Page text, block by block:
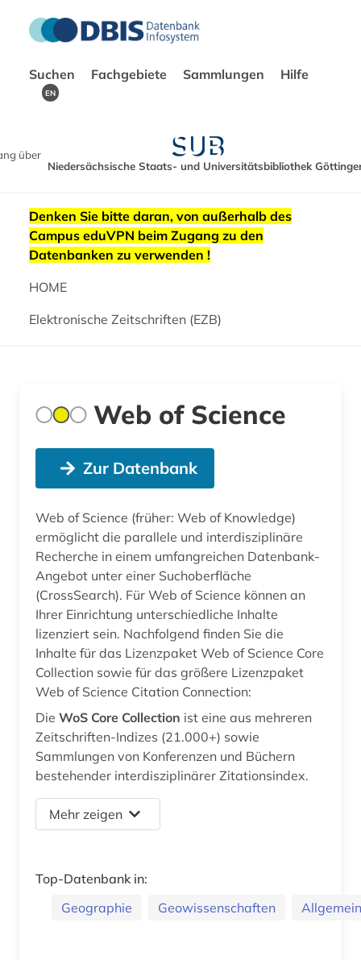
Suchen Fachgebiete Sammlungen Hilfe
EN
über
Niedersächsische Staats- und Universitätsbibliothek
Denken Sie bitte daran, von außerhalb des
Campus eduVPN beim Zugang zu den
Datenbanken zu verwenden !
HOME
Elektronische Zeitschriften (EZB)
Web of Science
Zur Datenbank
Web of Science (früher: Web of Knowledge)
ermöglicht die parallele und interdisziplinäre
Recherche in einem umfangreichen Datenbank-
Angebot unter einer Suchoberfläche
(CrossSearch). Für Web of Science können an
Ihrer Einrichtung unterschiedliche Inhalte
lizenziert sein. Nachfolgend finden Sie die
Inhalte für das Lizenzpaket Web of Science Core
Collection sowie für das größere Lizenzpaket
Web of Science Citation Connection:
Die WoS Core Collection ist eine aus mehreren
Zeitschriften-Indizes (21.000+) sowie
Sammlungen von Konferenzen und Büchern
bestehender interdisziplinärer Zitationsindex.
Mehr zeigen
Top-Datenbank in:
Geographie
Geowissenschaften